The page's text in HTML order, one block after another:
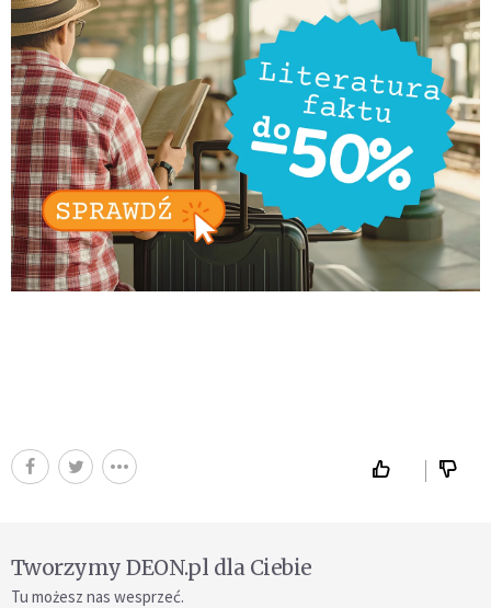
Tworzymy DEON.pl dla Ciebie
Tu możesz nas wesprzeć.